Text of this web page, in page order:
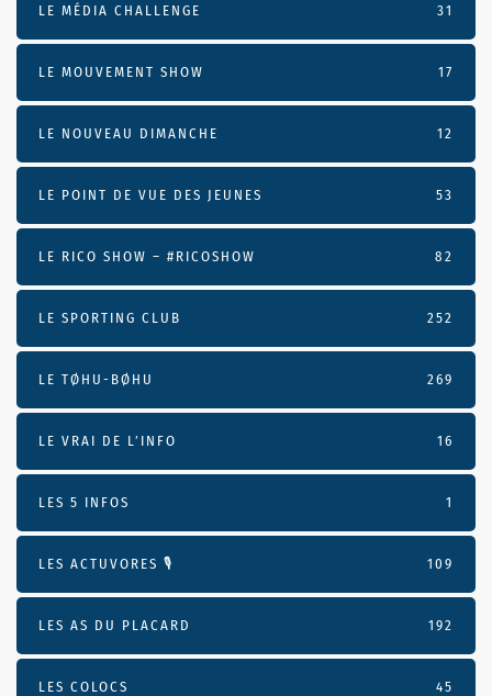
LE MÉDIA CHALLENGE 31
LE MOUVEMENT SHOW 17
LE NOUVEAU DIMANCHE 12
LE POINT DE VUE DES JEUNES 53
LE RICO SHOW – #RICOSHOW 82
LE SPORTING CLUB 252
LE TØHU-BØHU 269
LE VRAI DE L’INFO 16
LES 5 INFOS 1
LES ACTUVORES 🎙 109
LES AS DU PLACARD 192
LES COLOCS 45